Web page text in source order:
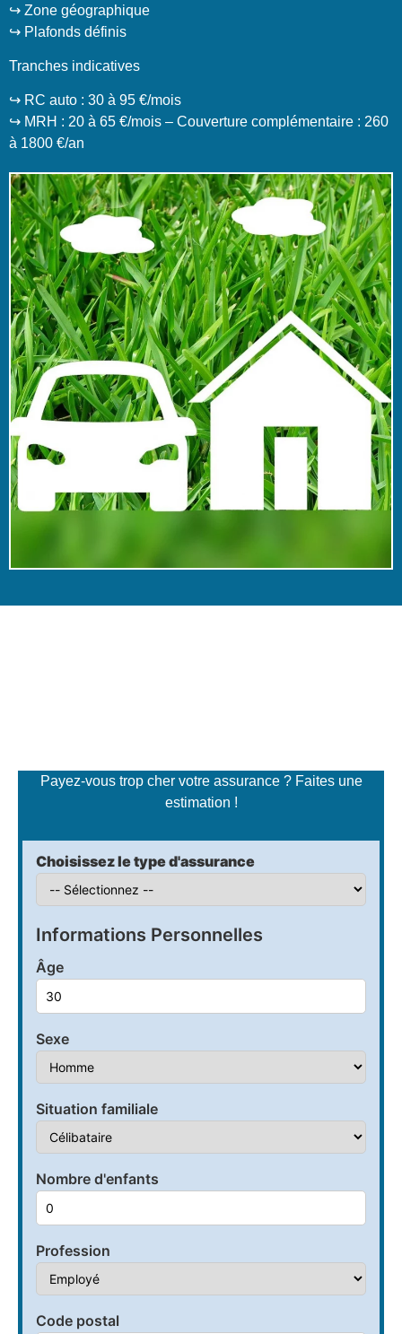
↪️ Zone géographique
↪️ Plafonds définis
Tranches indicatives
↪️ RC auto : 30 à 95 €/mois
↪️ MRH : 20 à 65 €/mois – Couverture complémentaire : 260
à 1800 €/an
Payez-vous trop cher votre assurance ? Faites une
estimation !
Choisissez le type d'assurance
Informations Personnelles
Âge
Sexe
Situation familiale
Nombre d'enfants
Profession
Code postal